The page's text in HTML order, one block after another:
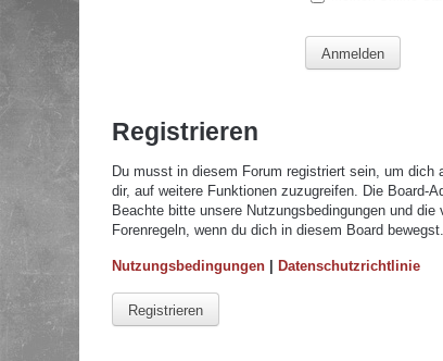
Registrieren
Du musst in diesem Forum registriert sein, um dich
dir, auf weitere Funktionen zuzugreifen. Die Board-
Beachte bitte unsere Nutzungsbedingungen und
Forenregeln, wenn du dich in diesem Board bewegst.
Nutzungsbedingungen | Datenschutzrichtlinie
Registrieren